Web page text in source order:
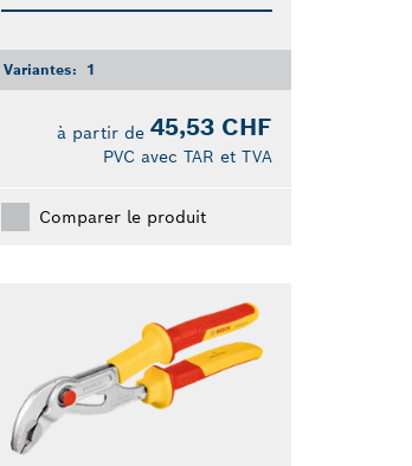
Variantes: 1
à partir de 45,53 CHF
PVC avec TAR et TVA
Comparer le produit